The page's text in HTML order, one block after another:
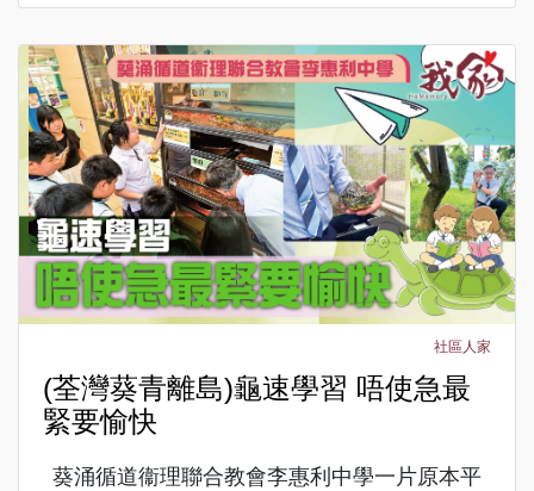
社區人家
(荃灣葵青離島)龜速學習 唔使急最
緊要愉快
葵涌循道衞理聯合教會李惠利中學一片原本平